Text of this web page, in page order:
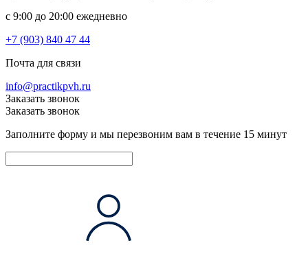
c 9:00 до 20:00 ежедневно
+7 (903) 840 47 44
Почта для связи
info@practikpvh.ru
Заказать звонок
Заказать звонок
Заполните форму и мы перезвоним вам в течение 15 минут